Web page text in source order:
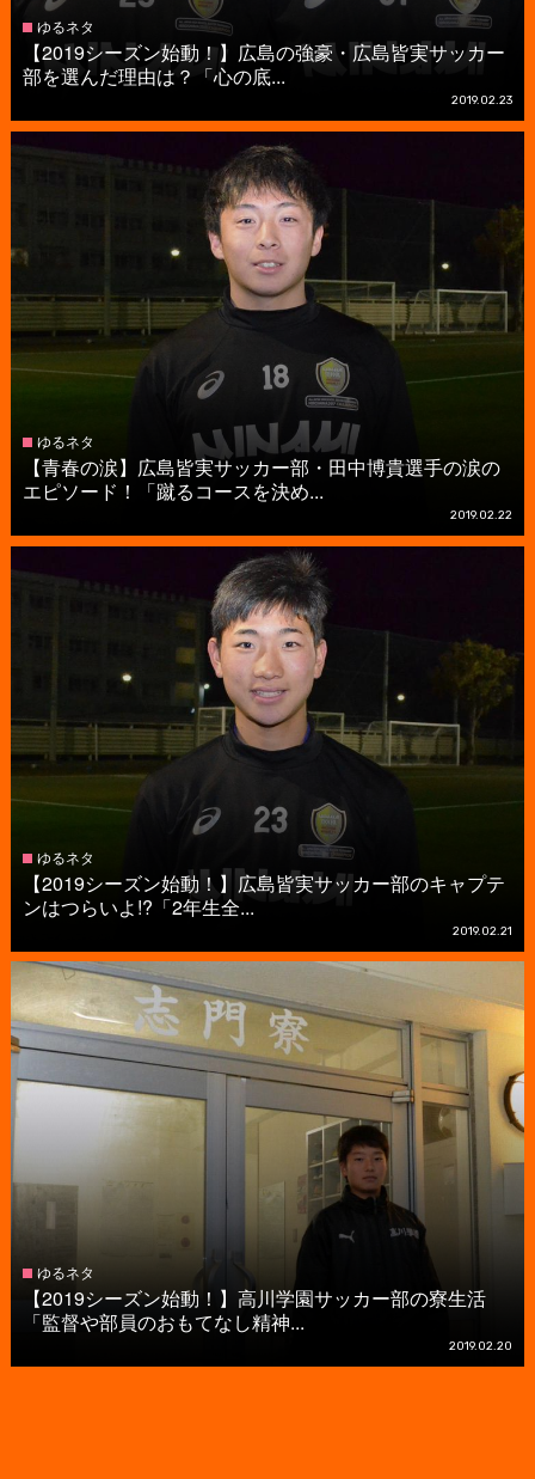
ゆるネタ
【2019シーズン始動！】広島の強豪・広島皆実サッカー
部を選んだ理由は？「心の底...
2019.02.23
ゆるネタ
【青春の涙】広島皆実サッカー部・田中博貴選手の涙の
エピソード！「蹴るコースを決め...
2019.02.22
ゆるネタ
【2019シーズン始動！】広島皆実サッカー部のキャプテ
ンはつらいよ!?「2年生全...
2019.02.21
ゆるネタ
【2019シーズン始動！】高川学園サッカー部の寮生活
「監督や部員のおもてなし精神...
2019.02.20